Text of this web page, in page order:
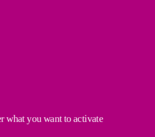
una precisión superior de
de clientes
what you want to activate